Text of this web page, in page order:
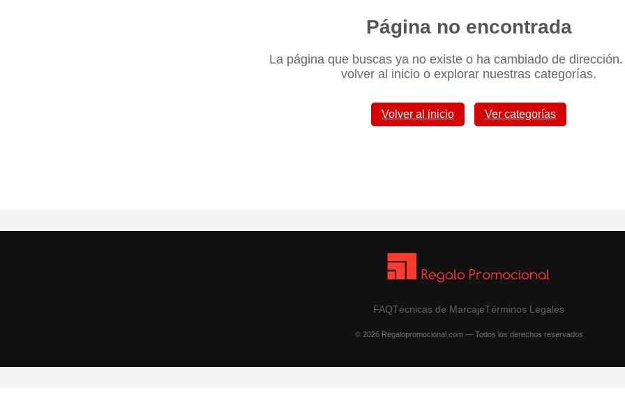
Página no encontrada
La página que buscas ya no existe o ha cambiado de
volver al inicio o explorar nuestras categorías.
Volver al inicio Ver categorías
FAQTécnicas de MarcajeTérminos Legales
© 2026 Regalopromocional.com — Todos los derechos reservados